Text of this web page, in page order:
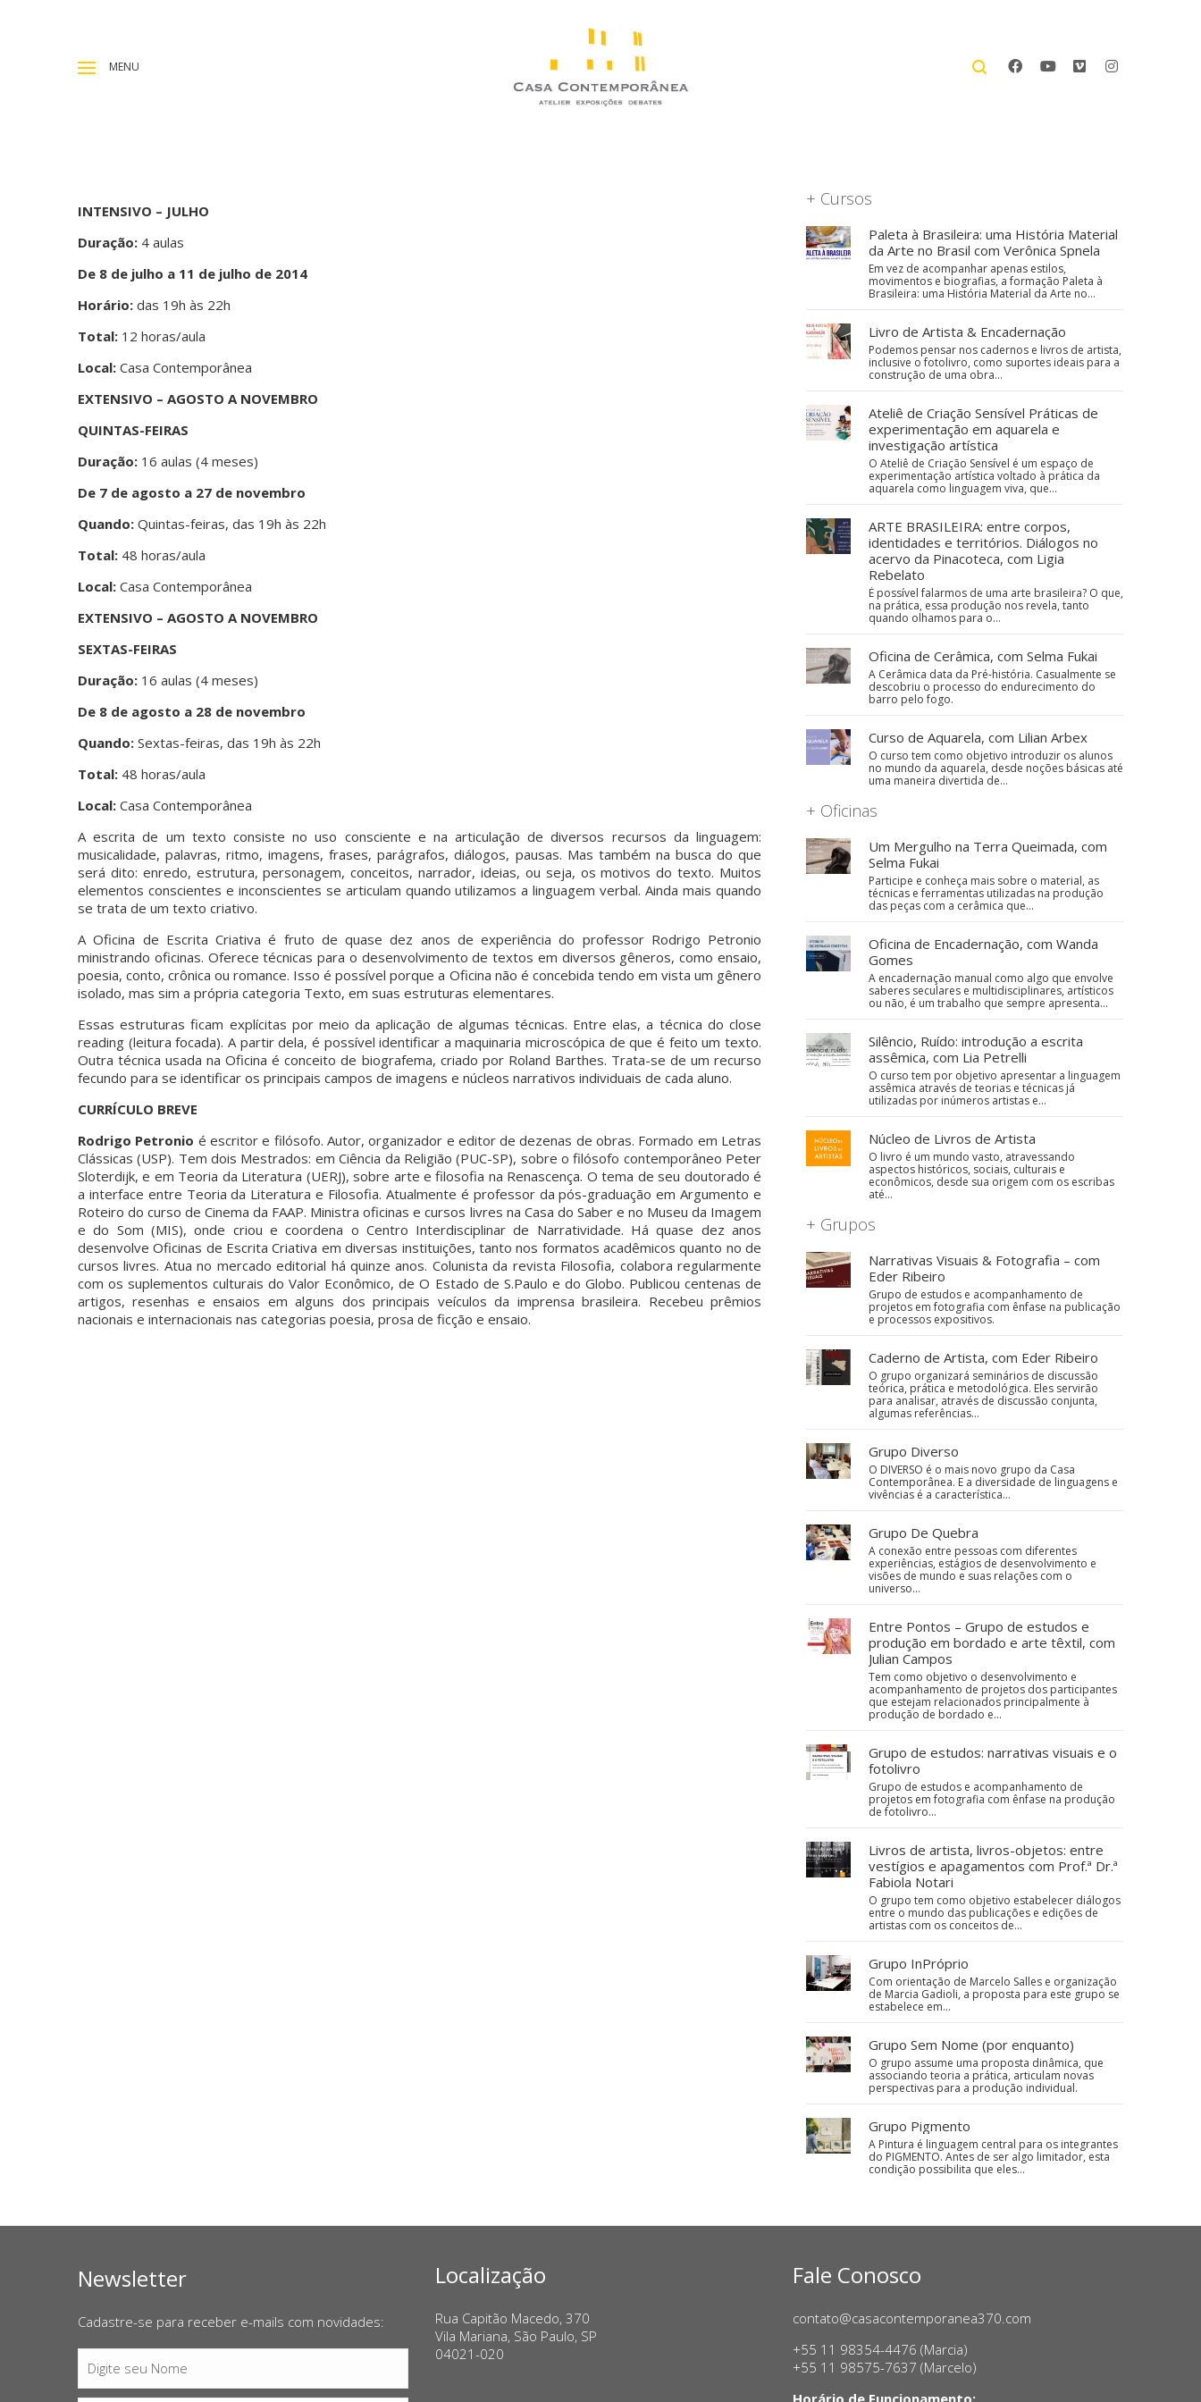
MENU
INTENSIVO – JULHO
Duração: 4 aulas
De 8 de julho a 11 de julho de 2014
Horário: das 19h às 22h
Total: 12 horas/aula
Local: Casa Contemporânea
EXTENSIVO – AGOSTO A NOVEMBRO
QUINTAS-FEIRAS
Duração: 16 aulas (4 meses)
De 7 de agosto a 27 de novembro
Quando: Quintas-feiras, das 19h às 22h
Total: 48 horas/aula
Local: Casa Contemporânea
EXTENSIVO – AGOSTO A NOVEMBRO
SEXTAS-FEIRAS
Duração: 16 aulas (4 meses)
De 8 de agosto a 28 de novembro
Quando: Sextas-feiras, das 19h às 22h
Total: 48 horas/aula
Local: Casa Contemporânea
A escrita de um texto consiste no uso consciente e na articulação de diversos recursos da linguagem:
musicalidade, palavras, ritmo, imagens, frases, parágrafos, diálogos, pausas. Mas também na busca do que
será dito: enredo, estrutura, personagem, conceitos, narrador, ideias, ou seja, os motivos do texto. Muitos
elementos conscientes e inconscientes se articulam quando utilizamos a linguagem verbal. Ainda mais quando
se trata de um texto criativo.
A Oficina de Escrita Criativa é fruto de quase dez anos de experiência do professor Rodrigo Petronio
ministrando oficinas. Oferece técnicas para o desenvolvimento de textos em diversos gêneros, como ensaio,
poesia, conto, crônica ou romance. Isso é possível porque a Oficina não é concebida tendo em vista um gênero
isolado, mas sim a própria categoria Texto, em suas estruturas elementares.
Essas estruturas ficam explícitas por meio da aplicação de algumas técnicas. Entre elas, a técnica do close
reading (leitura focada). A partir dela, é possível identificar a maquinaria microscópica de que é feito um texto.
Outra técnica usada na Oficina é conceito de biografema, criado por Roland Barthes. Trata-se de um recurso
fecundo para se identificar os principais campos de imagens e núcleos narrativos individuais de cada aluno.
CURRÍCULO BREVE
Rodrigo Petronio é escritor e filósofo. Autor, organizador e editor de dezenas de obras. Formado em Letras
Clássicas (USP). Tem dois Mestrados: em Ciência da Religião (PUC-SP), sobre o filósofo contemporâneo Peter
Sloterdijk, e em Teoria da Literatura (UERJ), sobre arte e filosofia na Renascença. O tema de seu doutorado é
a interface entre Teoria da Literatura e Filosofia. Atualmente é professor da pós-graduação em Argumento e
Roteiro do curso de Cinema da FAAP. Ministra oficinas e cursos livres na Casa do Saber e no Museu da Imagem
e do Som (MIS), onde criou e coordena o Centro Interdisciplinar de Narratividade. Há quase dez anos
desenvolve Oficinas de Escrita Criativa em diversas instituições, tanto nos formatos acadêmicos quanto no de
cursos livres. Atua no mercado editorial há quinze anos. Colunista da revista Filosofia, colabora regularmente
com os suplementos culturais do Valor Econômico, de O Estado de S.Paulo e do Globo. Publicou centenas de
artigos, resenhas e ensaios em alguns dos principais veículos da imprensa brasileira. Recebeu prêmios
nacionais e internacionais nas categorias poesia, prosa de ficção e ensaio.
+ Cursos
Paleta à Brasileira: uma História Material
da Arte no Brasil com Verônica Spnela
Em vez de acompanhar apenas estilos,
movimentos e biografias, a formação Paleta à
Brasileira: uma História Material da Arte no…
Livro de Artista & Encadernação
Podemos pensar nos cadernos e livros de artista,
inclusive o fotolivro, como suportes ideais para a
construção de uma obra…
Ateliê de Criação Sensível Práticas de
experimentação em aquarela e
investigação artística
O Ateliê de Criação Sensível é um espaço de
experimentação artística voltado à prática da
aquarela como linguagem viva, que…
ARTE BRASILEIRA: entre corpos,
identidades e territórios. Diálogos no
acervo da Pinacoteca, com Ligia
Rebelato
É possível falarmos de uma arte brasileira? O que,
na prática, essa produção nos revela, tanto
quando olhamos para o…
Oficina de Cerâmica, com Selma Fukai
A Cerâmica data da Pré-história. Casualmente se
descobriu o processo do endurecimento do
barro pelo fogo.
Curso de Aquarela, com Lilian Arbex
O curso tem como objetivo introduzir os alunos
no mundo da aquarela, desde noções básicas até
uma maneira divertida de…
+ Oficinas
Um Mergulho na Terra Queimada, com
Selma Fukai
Participe e conheça mais sobre o material, as
técnicas e ferramentas utilizadas na produção
das peças com a cerâmica que…
Oficina de Encadernação, com Wanda
Gomes
A encadernação manual como algo que envolve
saberes seculares e multidisciplinares, artísticos
ou não, é um trabalho que sempre apresenta…
Silêncio, Ruído: introdução a escrita
assêmica, com Lia Petrelli
O curso tem por objetivo apresentar a linguagem
assêmica através de teorias e técnicas já
utilizadas por inúmeros artistas e…
Núcleo de Livros de Artista
O livro é um mundo vasto, atravessando
aspectos históricos, sociais, culturais e
econômicos, desde sua origem com os escribas
até…
+ Grupos
Narrativas Visuais & Fotografia – com
Eder Ribeiro
Grupo de estudos e acompanhamento de
projetos em fotografia com ênfase na publicação
e processos expositivos.
Caderno de Artista, com Eder Ribeiro
O grupo organizará seminários de discussão
teórica, prática e metodológica. Eles servirão
para analisar, através de discussão conjunta,
algumas referências…
Grupo Diverso
O DIVERSO é o mais novo grupo da Casa
Contemporânea. E a diversidade de linguagens e
vivências é a característica…
Grupo De Quebra
A conexão entre pessoas com diferentes
experiências, estágios de desenvolvimento e
visões de mundo e suas relações com o
universo…
Entre Pontos – Grupo de estudos e
produção em bordado e arte têxtil, com
Julian Campos
Tem como objetivo o desenvolvimento e
acompanhamento de projetos dos participantes
que estejam relacionados principalmente à
produção de bordado e…
Grupo de estudos: narrativas visuais e o
fotolivro
Grupo de estudos e acompanhamento de
projetos em fotografia com ênfase na produção
de fotolivro...
Livros de artista, livros-objetos: entre
vestígios e apagamentos com Prof.ª Dr.ª
Fabiola Notari
O grupo tem como objetivo estabelecer diálogos
entre o mundo das publicações e edições de
artistas com os conceitos de…
Grupo InPróprio
Com orientação de Marcelo Salles e organização
de Marcia Gadioli, a proposta para este grupo se
estabelece em…
Grupo Sem Nome (por enquanto)
O grupo assume uma proposta dinâmica, que
associando teoria a prática, articulam novas
perspectivas para a produção individual.
Grupo Pigmento
A Pintura é linguagem central para os integrantes
do PIGMENTO. Antes de ser algo limitador, esta
condição possibilita que eles…
Newsletter
Cadastre-se para receber e-mails com novidades:
Nome
Digite seu Nome
Localização
Rua Capitão Macedo, 370
Vila Mariana, São Paulo, SP
04021-020
Fale Conosco
contato@casacontemporanea370.com
+55 11 98354-4476 (Marcia)
+55 11 98575-7637 (Marcelo)
Horário de Funcionamento: